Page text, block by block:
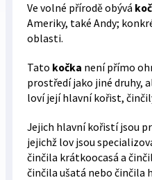
Ve volné přírodě obývá
Ameriky, také Andy;
oblasti.
Tato kočka není přímo
prostředí jako jiné druhy,
loví její hlavní kořist,
Jejich hlavní kořistí jsou
jejichž lov jsou
činčila krátkoocasá a
činčila ušatá nebo činčila